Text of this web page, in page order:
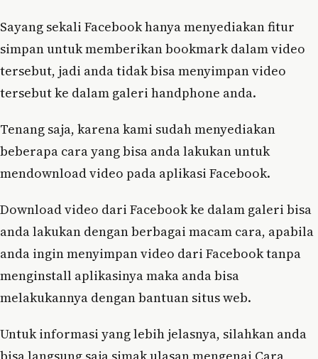
Sayang sekali Facebook hanya menyediakan fitur
simpan untuk memberikan bookmark dalam video
tersebut, jadi anda tidak bisa menyimpan video
tersebut ke dalam galeri handphone anda.
Tenang saja, karena kami sudah menyediakan
beberapa cara yang bisa anda lakukan untuk
mendownload video pada aplikasi Facebook.
Download video dari Facebook ke dalam galeri bisa
anda lakukan dengan berbagai macam cara, apabila
anda ingin menyimpan video dari Facebook tanpa
menginstall aplikasinya maka anda bisa
melakukannya dengan bantuan situs web.
Untuk informasi yang lebih jelasnya, silahkan anda